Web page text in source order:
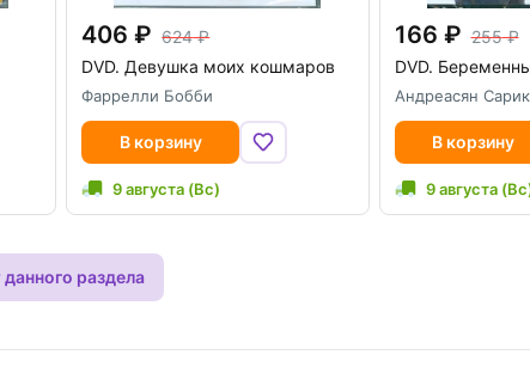
406
624
DVD. Девушка моих кошмаров
Фаррелли Бобби
В корзину
9 августа (Вс)
166
255
DVD.
Андреасян Сарик
В корзину
9 августа
раздела